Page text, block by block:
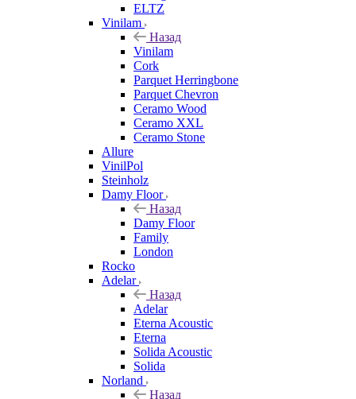
ELTZ
Vinilam
Назад
Vinilam
Cork
Parquet Herringbone
Parquet Chevron
Ceramo Wood
Ceramo XXL
Ceramo Stone
Allure
VinilPol
Steinholz
Damy Floor
Назад
Damy Floor
Family
London
Rocko
Adelar
Назад
Adelar
Eterna Acoustic
Eterna
Solida Acoustic
Solida
Norland
Назад